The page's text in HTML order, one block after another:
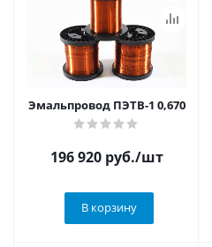
Эмальпровод ПЭТВ-1 0,670
196 920руб./шт
В корзину